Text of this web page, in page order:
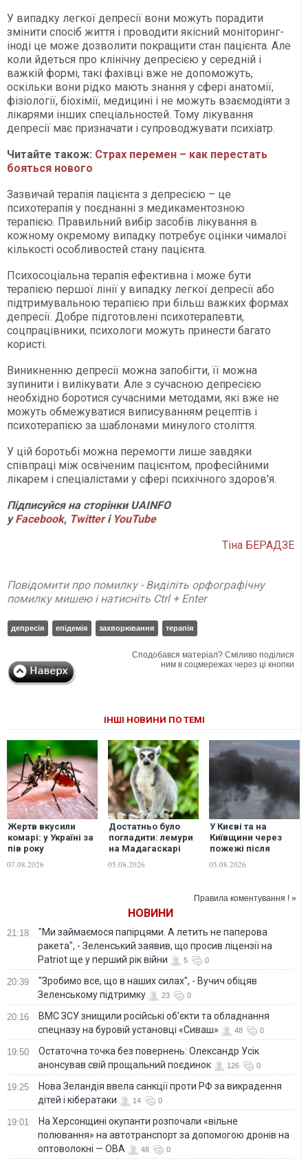
У випадку легкої депресії вони можуть порадити
змінити спосіб життя і проводити якісний моніторинг-
іноді це може дозволити покращити стан пацієнта. Але
коли йдеться про клінічну депресією у середній і
важкій формі, такі фахівці вже не допоможуть,
оскільки вони рідко мають знання у сфері анатомії,
фізіології, біохімії, медицині і не можуть взаємодіяти з
лікарями інших спеціальностей. Тому лікування
депресії має призначати і супроводжувати психіатр.
Читайте також: Страх перемен – как перестать
бояться нового
Зазвичай терапія пацієнта з депресією – це
психотерапія у поєднанні з медикаментозною
терапією. Правильний вибір засобів лікування в
кожному окремому випадку потребує оцінки чималої
кількості особливостей стану пацієнта.
Психосоціальна терапія ефективна і може бути
терапією першої лінії у випадку легкої депресії або
підтримувальною терапією при більш важких формах
депресії. Добре підготовлені психотерапевти,
соцпрацівники, психологи можуть принести багато
користі.
Виникненню депресії можна запобігти, її можна
зупинити і вилікувати. Але з сучасною депресією
необхідно боротися сучасними методами, які вже не
можуть обмежуватися виписуванням рецептів і
психотерапією за шаблонами минулого століття.
У цій боротьбі можна перемогти лише завдяки
співпраці між освіченим пацієнтом, професійними
лікарем і спеціалістами у сфері психічного здоров'я.
Підписуйся на сторінки UAINFO
уFacebook, Twitter і YouTube
Тіна БЕРАДЗЕ
Повідомити про помилку - Виділіть орфографічну
помилку мишею і натисніть Ctrl + Enter
депресія епідемія захворювання терапія
Сподобався матеріал? Сміливо поділися
ним в соцмережах через ці кнопки
ІНШІ НОВИНИ ПО ТЕМІ
Жертв вкусили
комарі: у Україні за
пів року
випадки гарячки
07.08.2026
Достатньо було
погладити: лемури
на Мадагаскарі
людського вірусу
05.08.2026
У Києві та на
Київщини через
пожежі після
тимчасово
05.08.2026
Правила коментування ! »
НОВИНИ
21:18
"Ми займаємося папірцями. А летить не паперова
ракета", - Зеленський заявив, що просив ліцензії на
Patriot ще у перший рік війни
5 0
20:39
"Зробимо все, що в наших силах", - Вучич обіцяв
Зеленському підтримку
23 0
20:16
ВМС ЗСУ знищили російські об'єкти та обладнання
спецназу на буровій установці «Сиваш»
48 0
19:50
Остаточна точка без повернень: Олександр Усік
анонсував свій прощальний поєдинок
126 0
19:25
Нова Зеландія ввела санкції проти РФ за викрадення
дітей і кібератаки
14 0
19:01
На Херсонщині окупанти розпочали «вільне
полювання» на автотранспорт за допомогою дронів на
оптоволокні — ОВА
48 0